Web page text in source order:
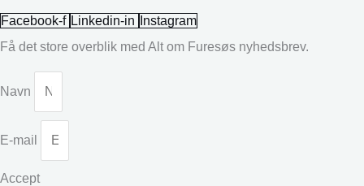
Facebook-f Linkedin-in
Instagram
Få det store overblik med Alt om Furesøs nyhedsbrev.
Navn
E-mail
Accept